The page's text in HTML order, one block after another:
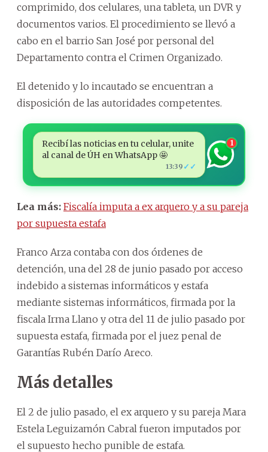
comprimido, dos celulares, una tableta, un DVR y
documentos varios. El procedimiento se llevó a
cabo en el barrio San José por personal del
Departamento contra el Crimen Organizado.
El detenido y lo incautado se encuentran a
disposición de las autoridades competentes.
Recibí las noticias en tu celular, unite
al canal de ÚH en WhatsApp 🤩
13:39 ✓✓
1
Lea más: Fiscalía imputa a ex arquero y a su pareja
por supuesta estafa
Franco Arza contaba con dos órdenes de
detención, una del 28 de junio pasado por acceso
indebido a sistemas informáticos y estafa
mediante sistemas informáticos, firmada por la
fiscala Irma Llano y otra del 11 de julio pasado por
supuesta estafa, firmada por el juez penal de
Garantías Rubén Darío Areco.
Más detalles
El 2 de julio pasado, el ex arquero y su pareja Mara
Estela Leguizamón Cabral fueron imputados por
el supuesto hecho punible de estafa.